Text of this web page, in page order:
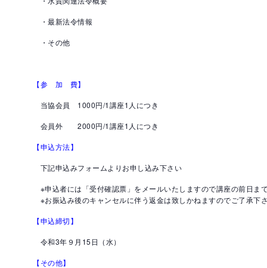
・最新法令情報
・その他
【参 加 費】
当協会員 1000円/1講座1人につき
会員外 2000円/1講座1人につき
【申込方法】
下記申込みフォームよりお申し込み下さい
※申込者には「受付確認票」をメールいたしますので講座の前日ま
※お振込み後のキャンセルに伴う返金は致しかねますのでご了承下
【申込締切】
令和3年９月15日（水）
【その他】